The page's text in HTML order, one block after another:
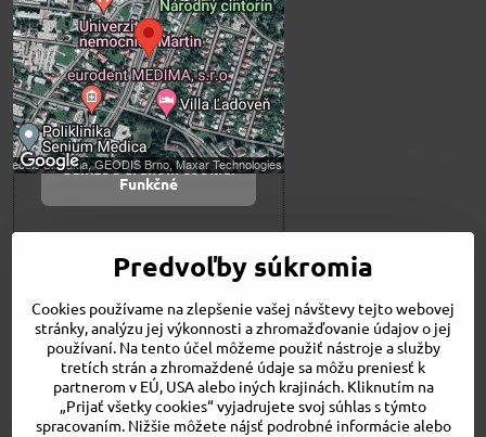
súkromia
Prajete si načítať externý obsah?
Povoliť tentokrát
Povoliť a zapamätať -
súhlas s druhom cookie:
Funkčné
Otvoriť obsah v novom okne
Novinky
Niečo o nás
Naša ponuka
Veľkostné tabuľky
Obchodné podmienky
Kontakt
Predvoľby súkromia
Cookies používame na zlepšenie vašej návštevy tejto webovej
stránky, analýzu jej výkonnosti a zhromažďovanie údajov o jej
používaní. Na tento účel môžeme použiť nástroje a služby
tretích strán a zhromaždené údaje sa môžu preniesť k
partnerom v EÚ, USA alebo iných krajinách. Kliknutím na
„Prijať všetky cookies“ vyjadrujete svoj súhlas s týmto
spracovaním. Nižšie môžete nájsť podrobné informácie alebo